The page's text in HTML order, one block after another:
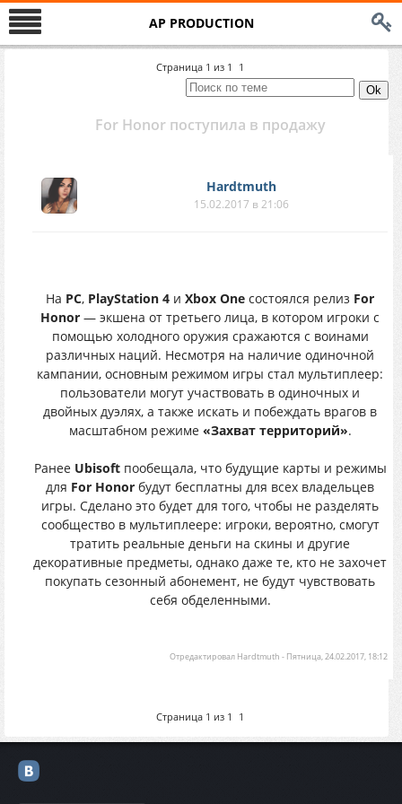
AP PRODUCTION
Страница 1 из 1 1
For Honor поступила в продажу
Hardtmuth
15.02.2017 в 21:06
На PC, PlayStation 4 и Xbox One состоялся релиз For
Honor — экшена от третьего лица, в котором игроки с
помощью холодного оружия сражаются с воинами
различных наций. Несмотря на наличие одиночной
кампании, основным режимом игры стал мультиплеер:
пользователи могут участвовать в одиночных и
двойных дуэлях, а также искать и побеждать врагов в
масштабном режиме «Захват территорий».
Ранее Ubisoftпообещала, что будущие карты и режимы
для For Honor будут бесплатны для всех владельцев
игры. Сделано это будет для того, чтобы не разделять
сообщество в мультиплеере: игроки, вероятно, смогут
тратить реальные деньги на скины и другие
декоративные предметы, однако даже те, кто не захочет
покупать сезонный абонемент, не будут чувствовать
себя обделенными.
Отредактировал Hardtmuth - Пятница, 24.02.2017, 18:12
Страница 1 из 1 1